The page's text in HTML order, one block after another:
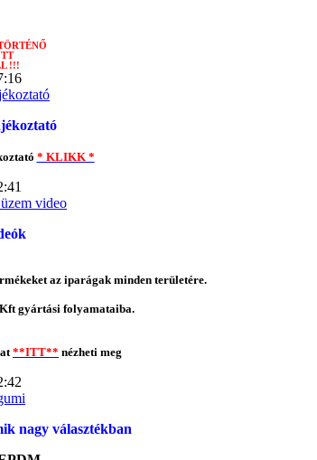
!!!
* KLIKK *
video
az iparágak minden területére.
gyártási folyamataiba.
**ITT** nézheti meg
nagy választékban